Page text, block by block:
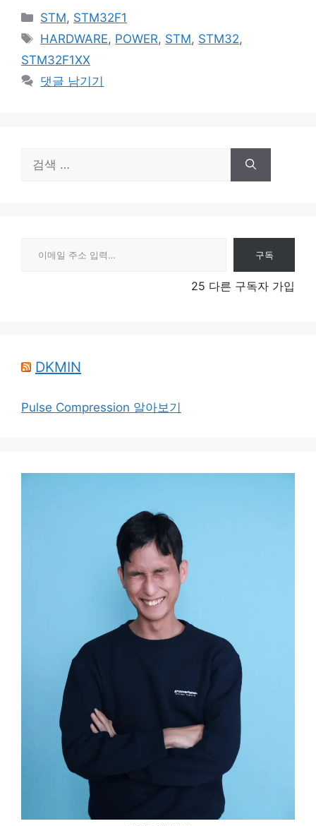
카
테
리
STM, STM32F1
태
그
HARDWARE, POWER, STM, STM32,
STM32F1XX
댓글 남기기
색:
구독
25 다른 구독자 가입
DKMIN
Pulse Compression 알아보기